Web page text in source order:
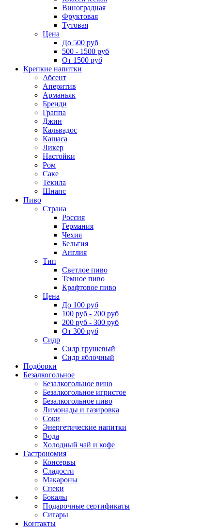
Виноградная
Фруктовая
Тутовая
Цена
До 500 руб
500 - 1500 руб
От 1500 руб
Крепкие напитки
Абсент
Аперитив
Арманьяк
Бренди
Граппа
Джин
Кальвадос
Кашаса
Ликер
Настойки
Ром
Саке
Текила
Шнапс
Пиво
Страна
Россия
Германия
Чехия
Бельгия
Англия
Тип
Светлое пиво
Темное пиво
Крафтовое пиво
Цена
До 100 руб
100 руб - 200 руб
200 руб - 300 руб
От 300 руб
Сидр
Сидр грушевый
Сидр яблочный
Подборки
Безалкогольное
Безалкогольное вино
Безалкогольное игристое
Безалкогольное пиво
Лимонады и газировка
Соки
Энергетические напитки
Вода
Холодный чай и кофе
Гастрономия
Консервы
Сладости
Макароны
Снеки
Бокалы
Подарочные сертификаты
Сигары
Контакты